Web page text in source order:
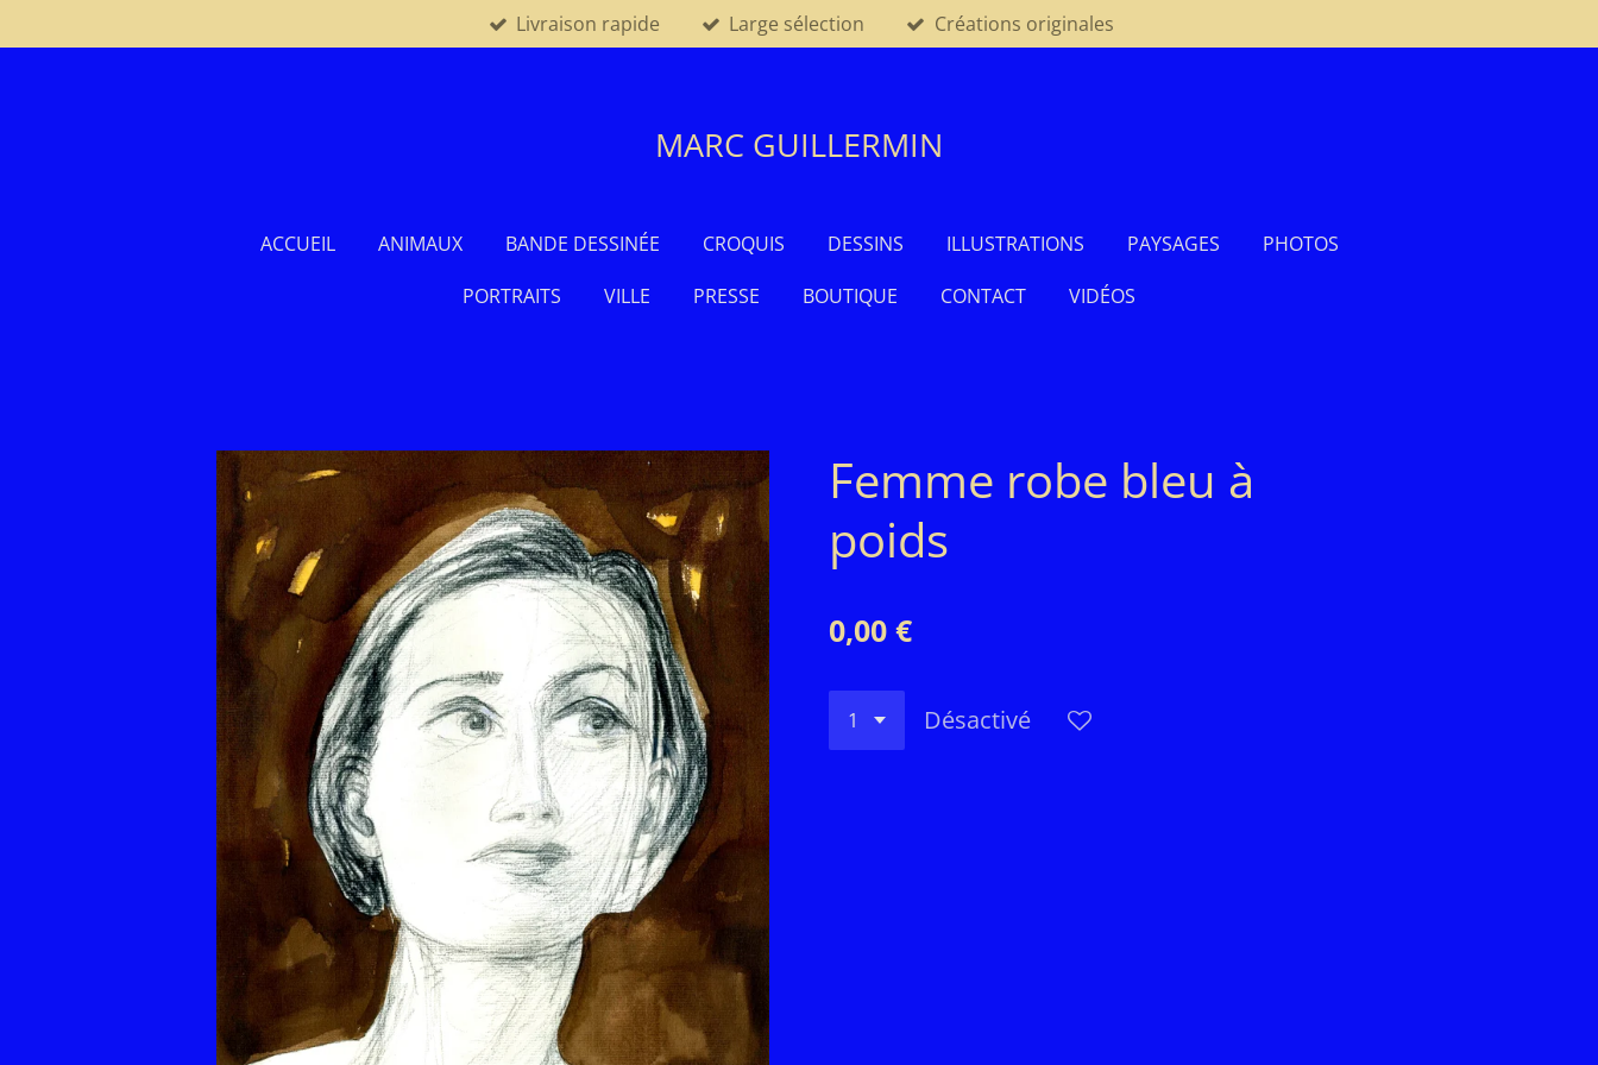
au
Livraison rapide Large sélection Créations originales
MARC GUILLERMIN
ACCUEIL ANIMAUX BANDE DESSINÉE CROQUIS DESSINS ILLUSTRATIONS PAYSAGES
PHOTOS
PORTRAITS
VILLE PRESSE BOUTIQUE CONTACT VIDÉOS
Femme robe bleu à
poids
0,00 €
Désactivé